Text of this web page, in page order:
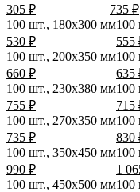
305 ₽
735 ₽
100 шт., 180х300 мм
530 ₽
100
555
100 шт., 200х350 мм
660 ₽
100
635
100 шт., 230х380 мм
755 ₽
100
715
100 шт., 270х350 мм
735 ₽
100
830
100 шт., 350х450 мм
990 ₽
100
1
100 шт., 450х500 мм100